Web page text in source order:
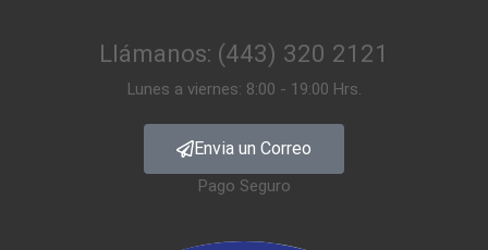
Llámanos: (443) 320 2121
Lunes a viernes: 8:00 - 19:00 Hrs.
Envia un Correo
Pago Seguro